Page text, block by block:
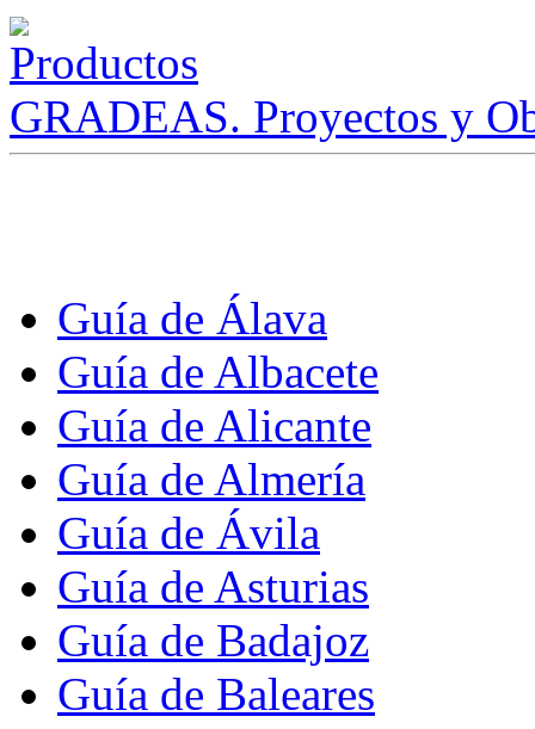
GRADEAS. Proyectos y
Guía de Álava
Guía de Albacete
Guía de Alicante
Guía de Almería
Guía de Ávila
Guía de Asturias
Guía de Badajoz
Guía de Baleares